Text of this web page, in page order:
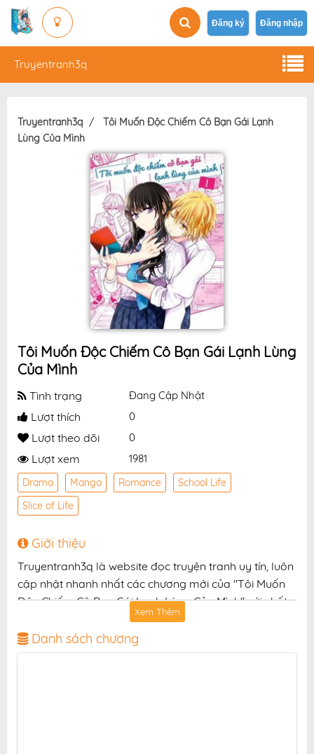
Đăng ký Đăng nhập
Truyentranh3q
Truyentranh3q
Tôi Muốn Độc Chiếm Cô Bạn Gái Lạnh
Lùng Của Mình
Tôi Muốn Độc Chiếm Cô Bạn Gái Lạnh Lùng
Của Mình
Tình trạng Đang Cập Nhật
Lượt thích 0
Lượt theo dõi 0
Lượt xem 1981
Drama Manga Romance
School Life
Slice of Life
Giới thiệu
Truyentranh3q là website đọc truyện tranh uy tín, luôn
cập nhật nhanh nhất các chương mới của "Tôi Muốn
Độc Chiếm Cô Bạn Gái Lạnh Lùng Của Mình" với chất
lượng hình ảnh sắc nét, bản dịch chuẩn và giao diện
thân thiện, mang đến trải nghiệm đọc truyện hấp dẫn,
tiện lợi, hoàn toàn miễn phí cho độc giả yêu thích
Xem Thêm
Danh sách chương